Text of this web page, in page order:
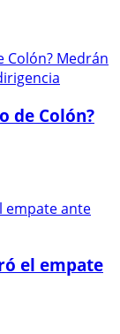
de Colón?
el empate